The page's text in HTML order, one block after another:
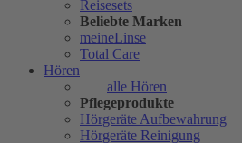
Reisesets
Beliebte Marken
meineLinse
Total Care
Hören
alle Hören
Pflegeprodukte
Hörgeräte Aufbewahrung
Hörgeräte Reinigung